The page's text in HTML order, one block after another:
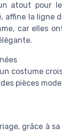
atout pour
la ligne
car elles
costume
pièces
grâce à